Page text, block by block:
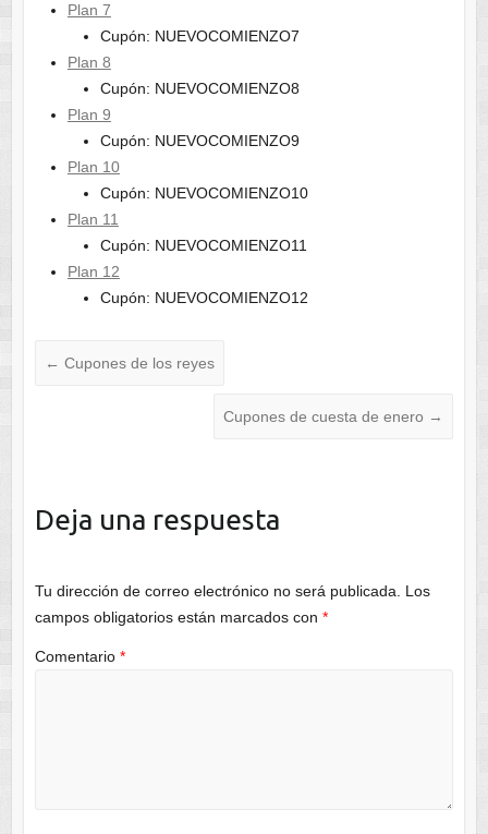
Plan 7
Cupón: NUEVOCOMIENZO7
Plan 8
Cupón: NUEVOCOMIENZO8
Plan 9
Cupón: NUEVOCOMIENZO9
Plan 10
Cupón: NUEVOCOMIENZO10
Plan 11
Cupón: NUEVOCOMIENZO11
Plan 12
Cupón: NUEVOCOMIENZO12
← Cupones de los reyes
Cupones de cuesta de enero →
Deja una respuesta
Tu dirección de correo electrónico no será publicada. Los
campos obligatorios están marcados con *
Comentario *